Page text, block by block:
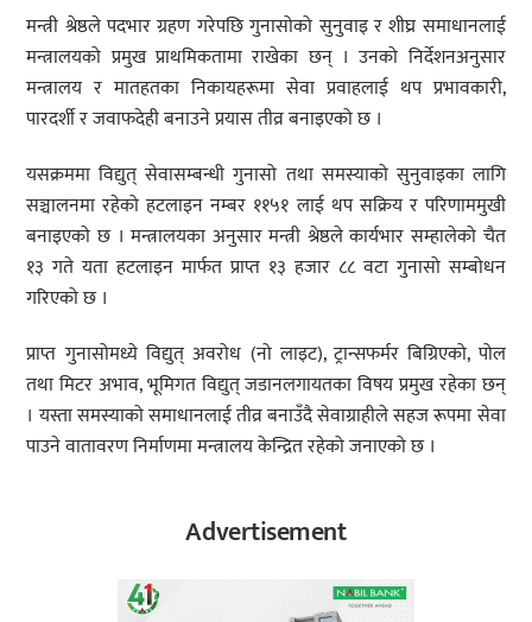
मन्त्री श्रेष्ठले पदभार ग्रहण गरेपछि गुनासोको सुनुवाइ र शीघ्र समाधानलाई
मन्त्रालयको प्रमुख प्राथमिकतामा राखेका छन् । उनको निर्देशनअनुसार
मन्त्रालय र मातहतका निकायहरूमा सेवा प्रवाहलाई थप प्रभावकारी,
पारदर्शी र जवाफदेही बनाउने प्रयास तीव्र बनाइएको छ ।
यसक्रममा विद्युत् सेवासम्बन्धी गुनासो तथा समस्याको सुनुवाइका लागि
सञ्चालनमा रहेको हटलाइन नम्बर ११५१ लाई थप सक्रिय र परिणाममुखी
बनाइएको छ । मन्त्रालयका अनुसार मन्त्री श्रेष्ठले कार्यभार सम्हालेको चैत
१३ गते यता हटलाइन मार्फत प्राप्त १३ हजार ८८ वटा गुनासो सम्बोधन
गरिएको छ ।
प्राप्त गुनासोमध्ये विद्युत् अवरोध (नो लाइट), ट्रान्सफर्मर बिग्रिएको, पोल
तथा मिटर अभाव, भूमिगत विद्युत् जडानलगायतका विषय प्रमुख रहेका छन्
। यस्ता समस्याको समाधानलाई तीव्र बनाउँदै सेवाग्राहीले सहज रूपमा सेवा
पाउने वातावरण निर्माणमा मन्त्रालय केन्द्रित रहेको जनाएको छ ।
Advertisement